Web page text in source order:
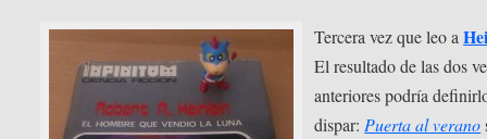
Tercera vez que leo a
El resultado de las dos
anteriores podría
dispar: Puerta al verano